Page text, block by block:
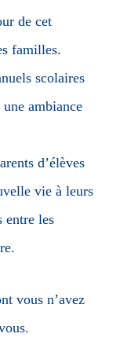
de cet
familles.
scolaires
ambiance
d’élèves
vie à leurs
entre les
vous n’avez